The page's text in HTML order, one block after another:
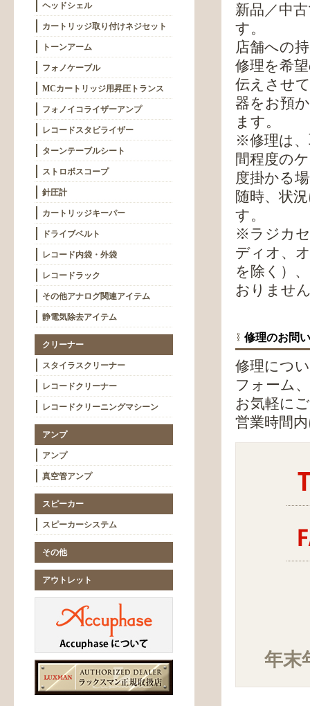
新品／中
す。
店舗への
修理を希
伝えさせ
器をお預
ます。
※修理は、
間程度の
度掛かる
随時、状
す。
※ラジカ
ディオ、
を除く）
おりませ
修理のお問
修理につ
フォーム
お気軽に
営業時間
年末
ヘッドシェル
カートリッジ取り付けネジセット
トーンアーム
フォノケーブル
MCカートリッジ用昇圧トランス
フォノイコライザーアンプ
レコードスタビライザー
ターンテーブルシート
ストロボスコープ
針圧計
カートリッジキーパー
ドライブベルト
レコード内袋・外袋
レコードラック
その他アナログ関連アイテム
静電気除去アイテム
クリーナー
スタイラスクリーナー
レコードクリーナー
レコードクリーニングマシーン
アンプ
アンプ
真空管アンプ
スピーカー
スピーカーシステム
その他
アウトレット